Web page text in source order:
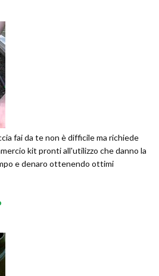
fai da te non è difficile ma richiede
kit pronti all'utilizzo che danno la
e denaro ottenendo ottimi